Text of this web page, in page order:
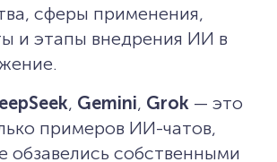
сферы применения,
и этапы внедрения ИИ в
, Gemini, Grok — это
примеров ИИ-чатов,
обзавелись собственными